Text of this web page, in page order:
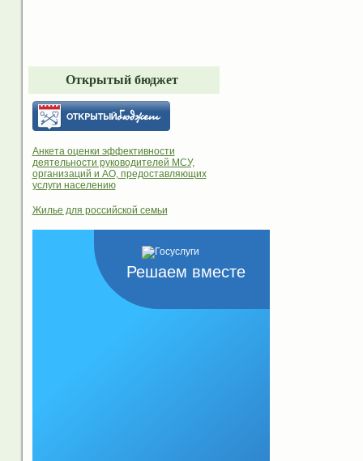
Открытый бюджет
Анкета оценки эффективности
деятельности руководителей МСУ,
организаций и АО, предоставляющих
услуги населению
Жилье для российской семьи
Решаем вместе